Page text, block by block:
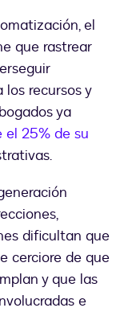
el
que rastrear
recursos y
ya
el 25% de su
guia
dificultan que
cerciore de que
y que las
e